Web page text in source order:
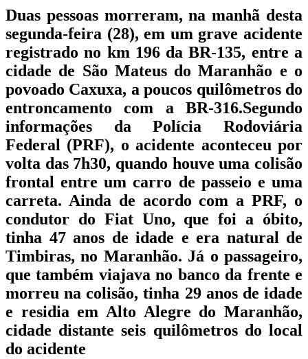
Duas pessoas morreram, na manhã desta
segunda-feira (28), em um grave acidente
registrado no km 196 da BR-135, entre a
cidade de São Mateus do Maranhão e o
povoado Caxuxa, a poucos quilômetros do
entroncamento com a BR-316.Segundo
informações da Polícia Rodoviária
Federal (PRF), o acidente aconteceu por
volta das 7h30, quando houve uma colisão
frontal entre um carro de passeio e uma
carreta. Ainda de acordo com a PRF, o
condutor do Fiat Uno, que foi a óbito,
tinha 47 anos de idade e era natural de
Timbiras, no Maranhão. Já o passageiro,
que também viajava no banco da frente e
morreu na colisão, tinha 29 anos de idade
e residia em Alto Alegre do Maranhão,
cidade distante seis quilômetros do local
do acidente